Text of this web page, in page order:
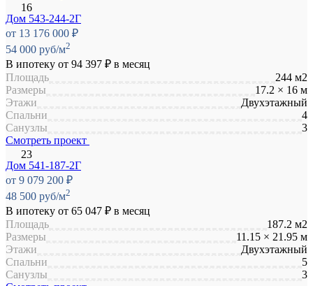
Дом 543-244-2Г
от 13 176 000 ₽
54 000 руб/м2
В ипотеку от 94 397 ₽ в месяц
Площадь
244 м2
Размеры
17.2 × 16 м
Этажи
Двухэтажный
Спальни
4
Санузлы
3
Смотреть проект
Дом 541-187-2Г
от 9 079 200 ₽
48 500 руб/м2
В ипотеку от 65 047 ₽ в месяц
Площадь
187.2 м2
Размеры
11.15 × 21.95 м
Этажи
Двухэтажный
Спальни
5
Санузлы
3